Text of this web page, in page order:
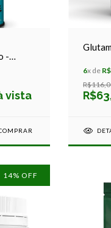
-
vista
6x de
14% OFF